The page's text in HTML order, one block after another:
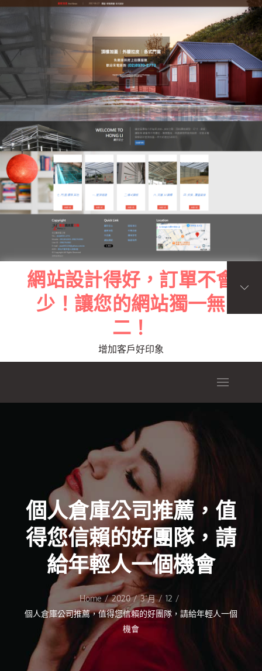
Skip
to
content
網站設計得好，訂單不會
少！讓您的網站獨一無
二！
增加客戶好印象
個人倉庫公司推薦，值
得您信賴的好團隊，請
給年輕人一個機會
Home 2020 3 月
12
個人倉庫公司推薦，值得您信賴的好團隊，請給年輕人一個
機會